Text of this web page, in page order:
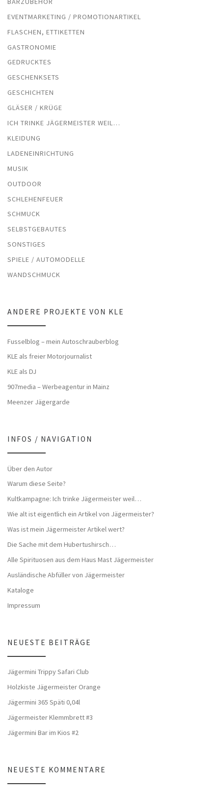
EVENTMARKETING / PROMOTIONARTIKEL
FLASCHEN, ETTIKETTEN
GASTRONOMIE
GEDRUCKTES
GESCHENKSETS
GESCHICHTEN
GLÄSER / KRÜGE
ICH TRINKE JÄGERMEISTER WEIL…
KLEIDUNG
LADENEINRICHTUNG
MUSIK
OUTDOOR
SCHLEHENFEUER
SCHMUCK
SELBSTGEBAUTES
SONSTIGES
SPIELE / AUTOMODELLE
WANDSCHMUCK
ANDERE PROJEKTE VON KLE
Fusselblog – mein Autoschrauberblog
KLE als freier Motorjournalist
KLE als DJ
907media – Werbeagentur in Mainz
Meenzer Jägergarde
INFOS / NAVIGATION
Über den Autor
Warum diese Seite?
Kultkampagne: Ich trinke Jägermeister weil…
Wie alt ist eigentlich ein Artikel von Jägermeister?
Was ist mein Jägermeister Artikel wert?
Die Sache mit dem Hubertushirsch…
Alle Spirituosen aus dem Haus Mast Jägermeister
Ausländische Abfüller von Jägermeister
Kataloge
Impressum
NEUESTE BEITRÄGE
Jägermini Trippy Safari Club
Holzkiste Jägermeister Orange
Jägermini 365 Späti 0,04l
Jägermeister Klemmbrett #3
Jägermini Bar im Kios #2
NEUESTE KOMMENTARE